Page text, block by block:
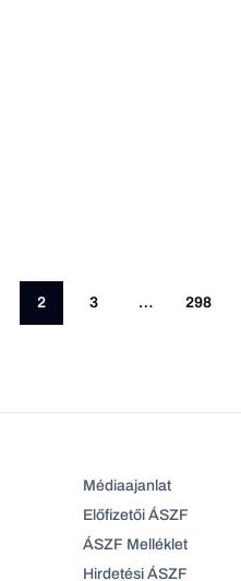
2 3 … 298
Médiaajanlat
Előfizetői ÁSZF
ÁSZF Melléklet
Hirdetési ÁSZF